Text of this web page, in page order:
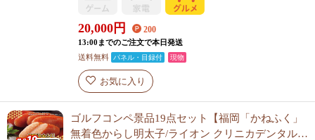
20,000円 200
13:00までのご注文で本日発送
送料無料
パネル・目録付 現物
お気に入り
ゴルフコンペ景品19点セット【福岡「かねふく」
無着色からし明太子/ライオン クリニカデンタルセ